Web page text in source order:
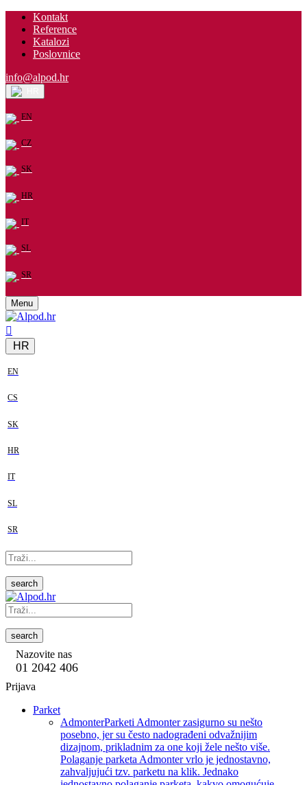
Kontakt
Reference
Katalozi
Poslovnice
info@alpod.hr
EN
CZ
SK
HR
IT
SL
SR
Menu
HR
EN
CS
SK
HR
IT
SL
SR
search
search
Nazovite nas
01 2042 406
Prijava
Parket
AdmonterParketi Admonter zasigurno su nešto
posebno, jer su često nadograđeni odvažnijim
dizajnom, prikladnim za one koji žele nešto više.
Polaganje parketa Admonter vrlo je jednostavno,
zahvaljujući tzv. parketu na klik. Jednako